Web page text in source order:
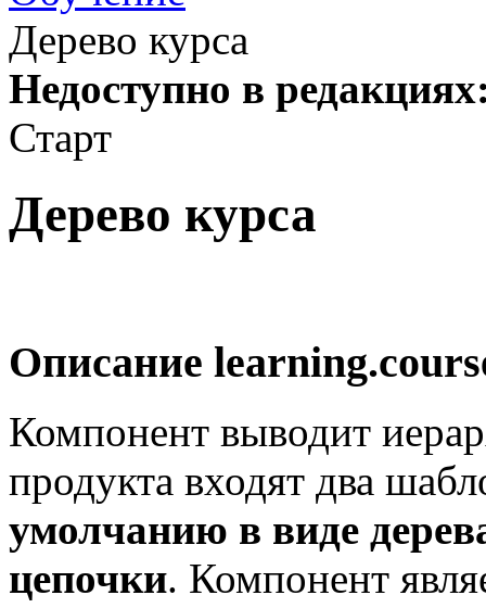
Дерево курса
Недоступно в
Старт
Дерево курса
Описание
Компонент выводит
продукта входят два
умолчанию в виде
цепочки. Компонент